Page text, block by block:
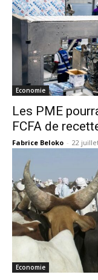
Economie
Les PME
FCFA de
Fabrice Beloko - 22
Economie